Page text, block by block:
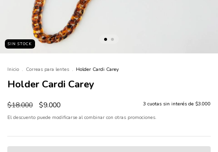
SIN STOCK
Inicio . Correas para lentes . Holder Cardi Carey
Holder Cardi Carey
$18.000 $9.000 3 cuotas sin interés de $3.000
El descuento puede modificarse al combinar con otras promociones.